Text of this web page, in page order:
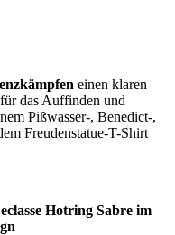
einen klaren
das Auffinden und
Pißwasser-, Benedict-,
Freudenstatue-T-Shirt
Hotring Sabre im